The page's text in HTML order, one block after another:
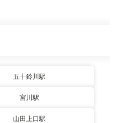
五十鈴川駅
宮川駅
山田上口駅